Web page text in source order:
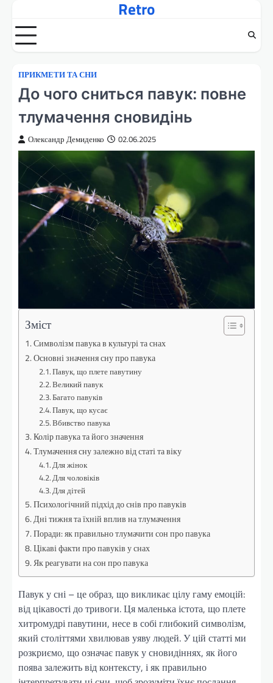
вмісту
Retro
ПРИКМЕТИ ТА СНИ
До чого сниться павук: повне
тлумачення сновидінь
Олександр Демиденко 02.06.2025
Зміст
Символізм павука в культурі та снах
Основні значення сну про павука
Павук, що плете павутину
Великий павук
Багато павуків
Павук, що кусає
Вбивство павука
Колір павука та його значення
Тлумачення сну залежно від статі та віку
Для жінок
Для чоловіків
Для дітей
Психологічний підхід до снів про павуків
Дні тижня та їхній вплив на тлумачення
Поради: як правильно тлумачити сон про павука
Цікаві факти про павуків у снах
Як реагувати на сон про павука
Павук у сні – це образ, що викликає цілу гаму емоцій:
від цікавості до тривоги. Ця маленька істота, що плете
хитромудрі павутини, несе в собі глибокий символізм,
який століттями хвилював уяву людей. У цій статті ми
розкриємо, що означає павук у сновидіннях, як його
поява залежить від контексту, і як правильно